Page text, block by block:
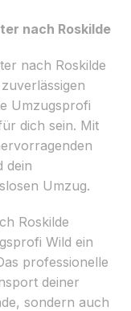
nach Roskilde
nach Roskilde
Umzugsprofi
dich sein. Mit
dein
Umzug.
Roskilde
Wild ein
professionelle
deiner
sondern auch